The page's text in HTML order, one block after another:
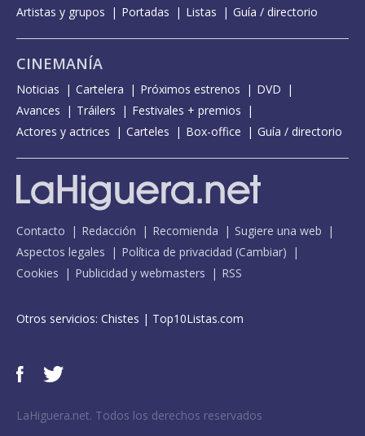
Artistas y grupos
Portadas Listas Guía / directorio
CINEMANÍA
Noticias Cartelera Próximos estrenos
DVD
Avances
Tráilers
Festivales + premios
Actores y actrices
Carteles Box-office Guía / directorio
Contacto Redacción Recomienda
Sugiere una web
Aspectos legales
Política de privacidad (Cambiar)
Cookies
Publicidad y webmasters RSS
Otros servicios: Chistes | Top10Listas.com
LaHiguera.net. Todos los derechos reservados